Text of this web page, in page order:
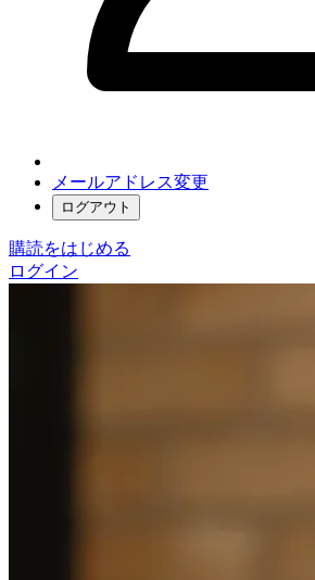
メールアドレス変更
ログアウト
購読をはじめる
ログイン